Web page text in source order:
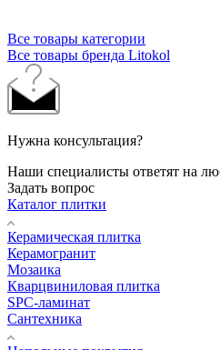
Все товары категории
Все товары бренда Litokol
Нужна консультация?
Наши специалисты ответят на
Задать вопрос
Каталог плитки
Керамическая плитка
Керамогранит
Мозаика
Кварцвиниловая плитка
SPC-ламинат
Сантехника